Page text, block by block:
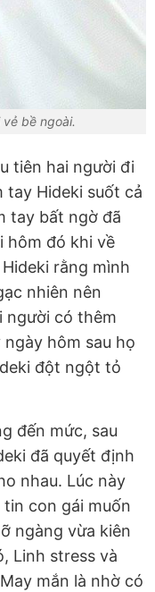
bề ngoài.
tiên hai người đi
tay Hideki suốt cả
tay bất ngờ đã
hôm đó khi về
rằng mình
nhiên nên
người có thêm
hôm sau họ
đột ngột tỏ
đến mức, sau
đã quyết định
nhau. Lúc này
con gái muốn
ngàng vừa kiên
Linh stress và
mắn là nhờ có